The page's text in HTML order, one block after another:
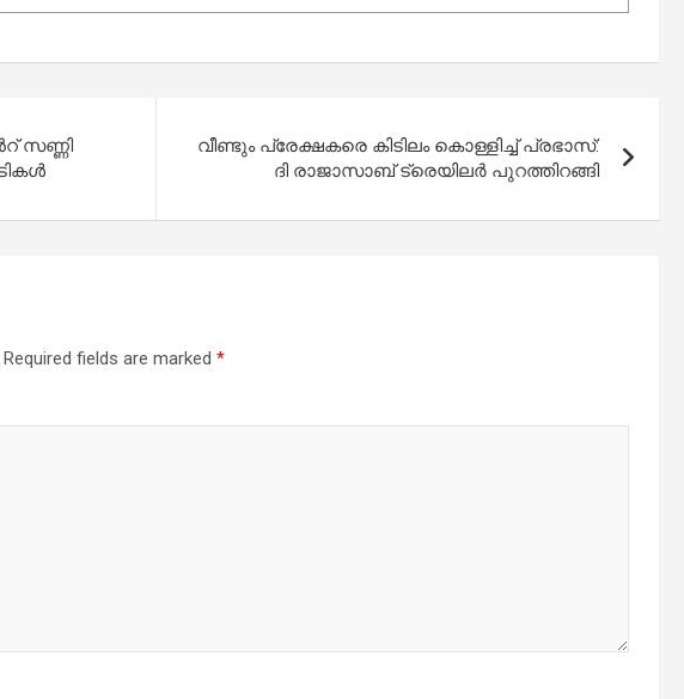
സണ്ണി
വീണ്ടും പ്രേക്ഷകരെ കിടിലം കൊള്ളിച്ച് പ്രഭാസ്:
ദി രാജാസാബ് ട്രെയിലര്‍ പുറത്തിറങ്ങി
Required fields are marked *